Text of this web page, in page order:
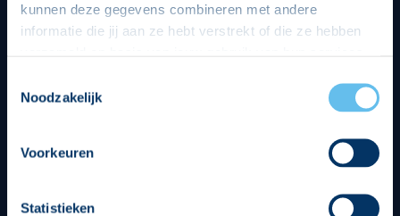
kunnen deze gegevens combineren met andere
informatie die jij aan ze hebt verstrekt of die ze hebben
op een veilige en integere wijze. Je kunt je toestemming
beheren op de privacy- en cookieverklaring pagina.
Noodzakelijk
Voorkeuren
Statistieken